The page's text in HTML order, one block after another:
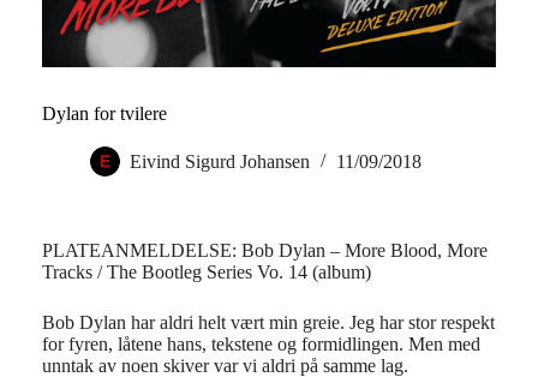
Dylan for tvilere
Eivind Sigurd Johansen 11/09/2018
PLATEANMELDELSE: Bob Dylan – More Blood, More
Tracks / The Bootleg Series Vo. 14 (album)
Bob Dylan har aldri helt vært min greie. Jeg har stor respekt
for fyren, låtene hans, tekstene og formidlingen. Men med
unntak av noen skiver var vi aldri på samme lag.